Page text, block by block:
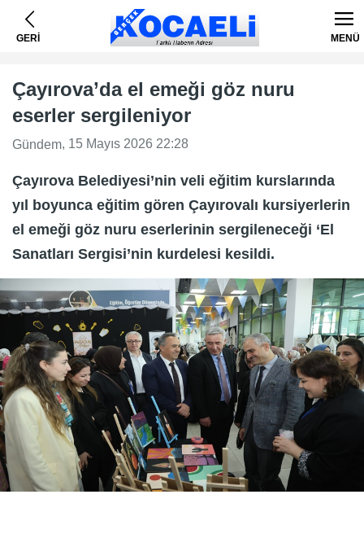
GERİ MENÜ
Çayırova’da el emeği göz nuru
eserler sergileniyor
Gündem, 15 Mayıs 2026 22:28
Çayırova Belediyesi’nin veli eğitim kurslarında
yıl boyunca eğitim gören Çayırovalı kursiyerlerin
el emeği göz nuru eserlerinin sergileneceği ‘El
Sanatları Sergisi’nin kurdelesi kesildi.